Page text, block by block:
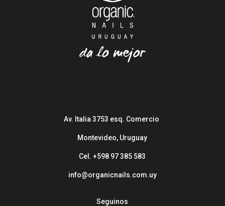
Av. Italia 3753 esq. Comercio
Montevideo, Uruguay
Cel. +598 97 385 583
info@organicnails.com.uy
Seguinos